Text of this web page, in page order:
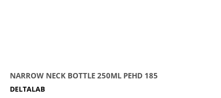
NARROW NECK BOTTLE 250ML PEHD 185
DELTALAB